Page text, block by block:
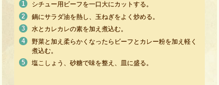
シチュー用ビーフを一口大にカットする。
鍋にサラダ油を熱し、玉ねぎをよく炒める。
水とカレカレの素を加え煮込む。
野菜と加え柔らかくなったらビーフとカレー粉を加え軽く
煮込む。
塩こしょう、砂糖で味を整え、皿に盛る。